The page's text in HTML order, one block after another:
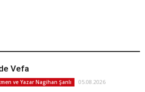
Vefa
ve Yazar Nagihan Şanlı 05.08.2026